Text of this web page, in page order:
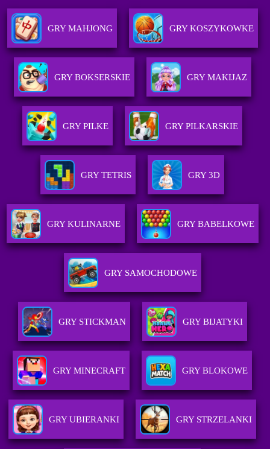
GRY MAHJONG GRY KOSZYKOWKE
GRY BOKSERSKIE GRY MAKIJAZ
GRY PILKE GRY PILKARSKIE
GRY TETRIS GRY 3D
GRY KULINARNE GRY BABELKOWE
GRY SAMOCHODOWE
GRY STICKMAN GRY BIJATYKI
GRY MINECRAFT GRY BLOKOWE
GRY UBIERANKI GRY STRZELANKI